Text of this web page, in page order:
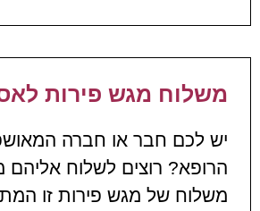
משלוח מגש פירות
יש לכם חבר או חברה
הרופא? רוצים לשלוח אליהם
משלוח של מגש פירות זו